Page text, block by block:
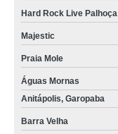
Hard Rock Live Palhoça
Majestic
Praia Mole
Águas Mornas
Anitápolis, Garopaba
Barra Velha